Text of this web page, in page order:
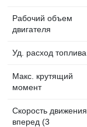
Рабочий объем
двигателя
Уд. расход топлива
Макс. крутящий
момент
Скорость движения
вперед (3